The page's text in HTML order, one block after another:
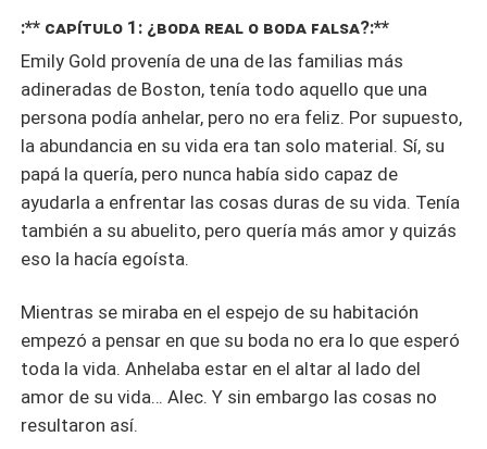
:** ᴄᴀᴩíᴛᴜʟᴏ 1: ¿ʙᴏᴅᴀ ʀᴇᴀʟ ᴏ ʙᴏᴅᴀ ꜰᴀʟꜱᴀ?:**
Emily Gold provenía de una de las familias más
adineradas de Boston, tenía todo aquello que una
persona podía anhelar, pero no era feliz. Por supuesto,
la abundancia en su vida era tan solo material. Sí, su
papá la quería, pero nunca había sido capaz de
ayudarla a enfrentar las cosas duras de su vida. Tenía
también a su abuelito, pero quería más amor y quizás
eso la hacía egoísta.
Mientras se miraba en el espejo de su habitación
empezó a pensar en que su boda no era lo que esperó
toda la vida. Anhelaba estar en el altar al lado del
amor de su vida… Alec. Y sin embargo las cosas no
resultaron así.